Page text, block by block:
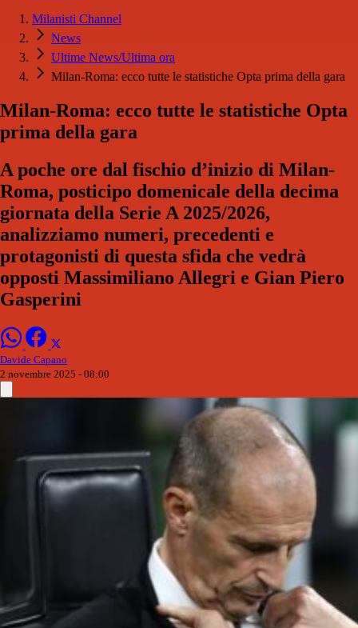
Milanisti Channel
News
Ultime News/Ultima ora
Milan-Roma: ecco tutte le statistiche Opta prima della gara
Milan-Roma: ecco tutte le statistiche Opta
prima della gara
A poche ore dal fischio d’inizio di Milan-
Roma, posticipo domenicale della decima
giornata della Serie A 2025/2026,
analizziamo numeri, precedenti e
protagonisti di questa sfida che vedrà
opposti Massimiliano Allegri e Gian Piero
Gasperini
Davide Capano
2 novembre 2025 - 08:00